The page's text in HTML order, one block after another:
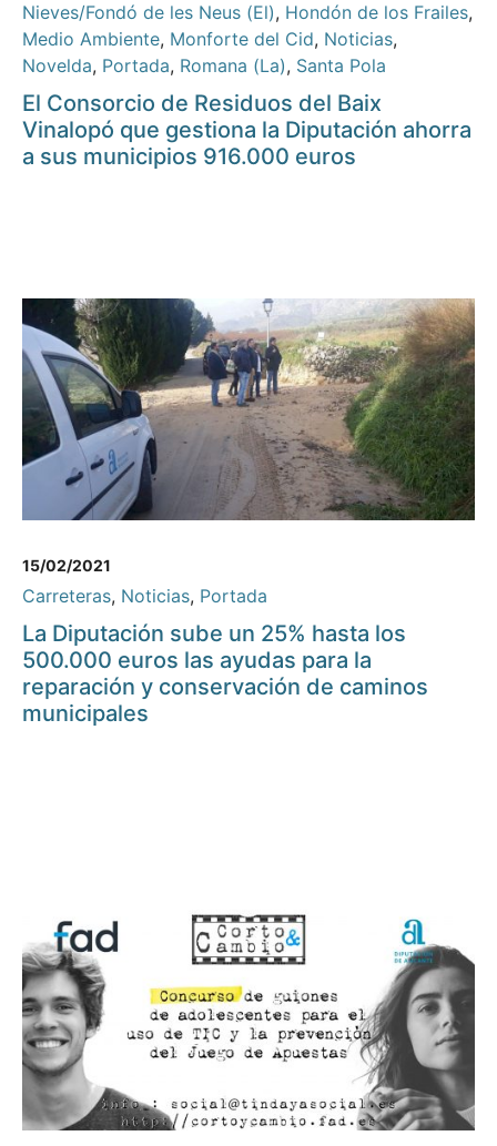
Nieves/Fondó de les Neus (El), Hondón de los Frailes,
Medio Ambiente, Monforte del Cid, Noticias,
Novelda, Portada, Romana (La), Santa Pola
El Consorcio de Residuos del Baix
Vinalopó que gestiona la Diputación ahorra
a sus municipios 916.000 euros
15/02/2021
Carreteras, Noticias, Portada
La Diputación sube un 25% hasta los
500.000 euros las ayudas para la
reparación y conservación de caminos
municipales